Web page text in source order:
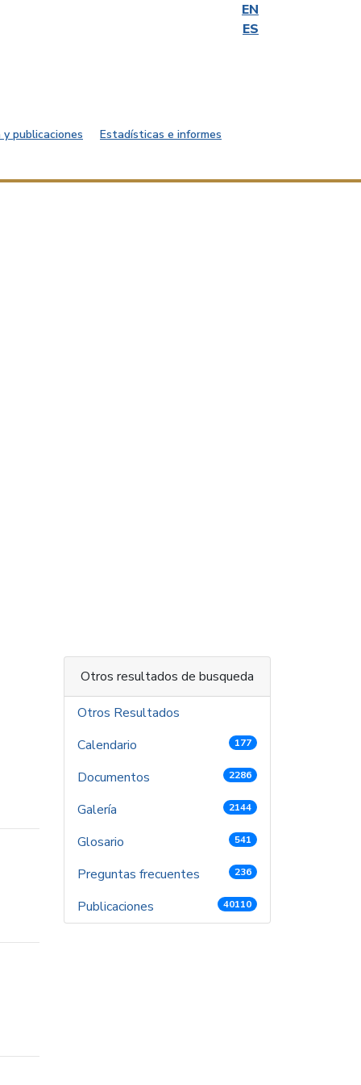
EN
ES
publicaciones Estadísticas e informes
Otros resultados de busqueda
Otros Resultados
Calendario
177
Documentos 2286
Galería 2144
Glosario 541
Preguntas frecuentes 236
Publicaciones 40110